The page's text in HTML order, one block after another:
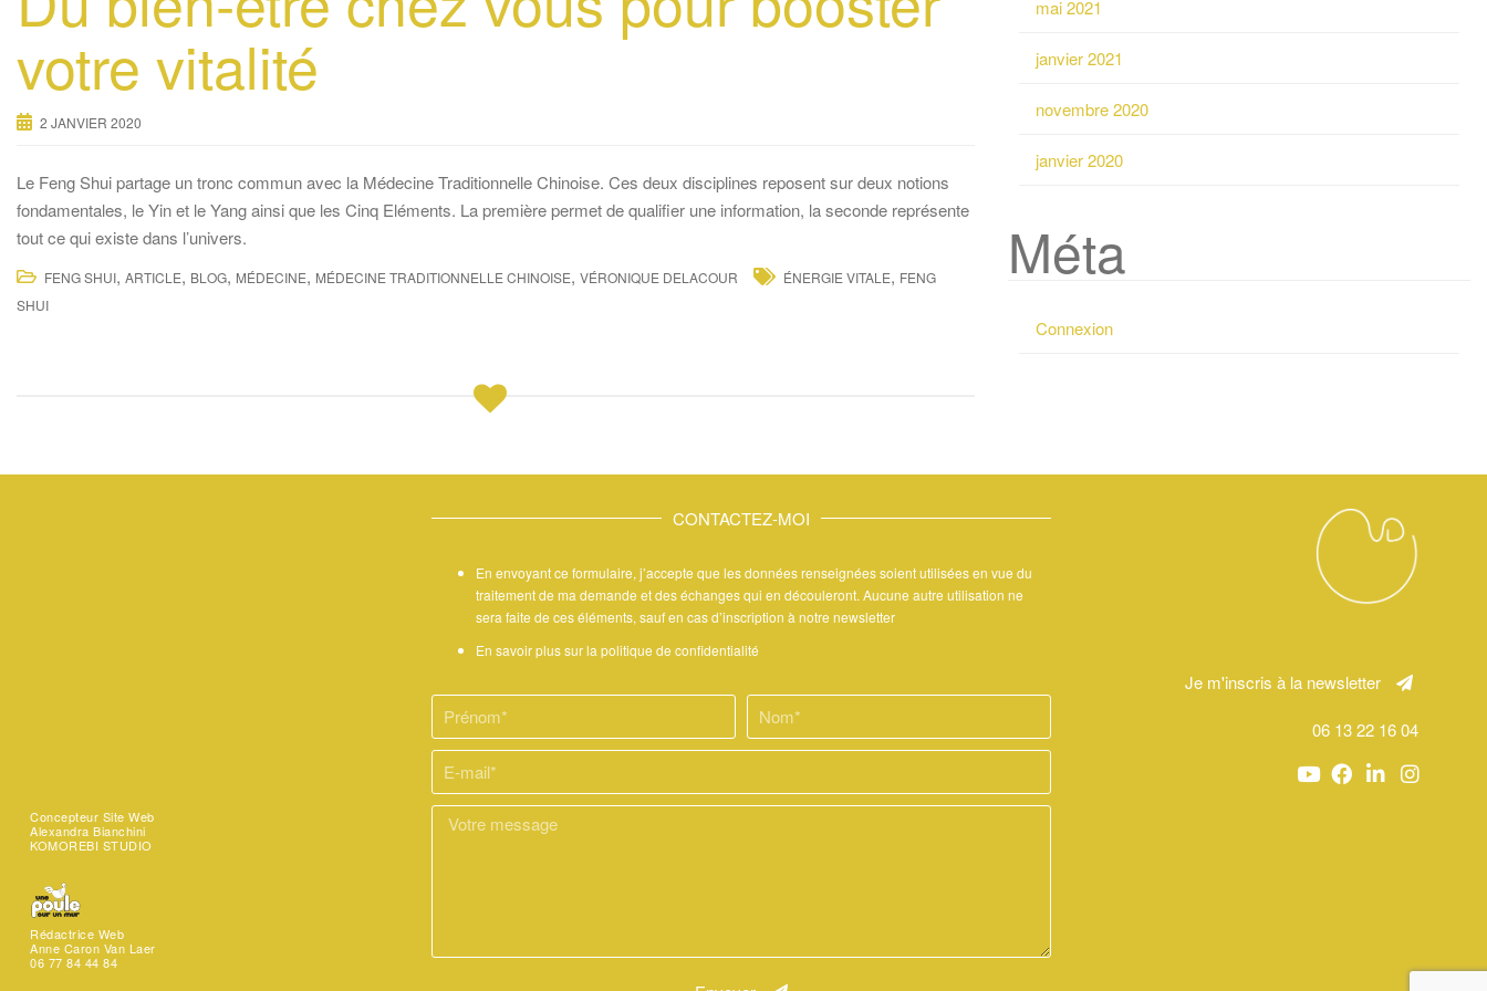
votre vitalité
2 JANVIER 2020
Le Feng Shui partage un tronc commun avec la Médecine Traditionnelle Chinoise. Ces deux disciplines reposent sur deux notions
fondamentales, le Yin et le Yang ainsi que les Cinq Eléments. La première permet de qualifier une information, la seconde représente
tout ce qui existe dans l’univers.
FENG SHUI, ARTICLE, BLOG, MÉDECINE, MÉDECINE TRADITIONNELLE CHINOISE, VÉRONIQUE DELACOUR ÉNERGIE VITALE, FENG
SHUI
mai 2021
janvier 2021
novembre 2020
janvier 2020
Méta
Connexion
Concepteur Site Web
Alexandra Bianchini
KOMOREBI STUDIO
Rédactrice Web
Anne Caron Van Laer
06 77 84 44 84
CONTACTEZ-MOI
En envoyant ce formulaire, j’accepte que les données renseignées soient utilisées en vue du
traitement de ma demande et des échanges qui en découleront. Aucune autre utilisation ne
sera faite de ces éléments, sauf en cas d’inscription à notre newsletter
En savoir plus sur la politique de confidentialité
Je m'inscris à la newsletter
06 13 22 16 04